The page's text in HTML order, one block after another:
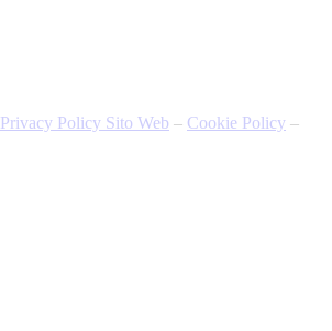
Privacy Policy Sito Web – Cookie Policy –